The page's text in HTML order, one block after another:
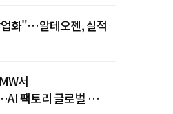
화"…알테오젠, 실적
서
팩토리 글로벌 확장